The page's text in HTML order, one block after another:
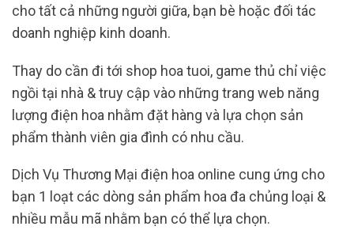
cho tất cả những người giữa, bạn bè hoặc đối tác
doanh nghiệp kinh doanh.
Thay do cần đi tới shop hoa tuoi, game thủ chỉ việc
ngồi tại nhà & truy cập vào những trang web năng
lượng điện hoa nhằm đặt hàng và lựa chọn sản
phẩm thành viên gia đình có nhu cầu.
Dịch Vụ Thương Mại điện hoa online cung ứng cho
bạn 1 loạt các dòng sản phẩm hoa đa chủng loại &
nhiều mẫu mã nhằm bạn có thể lựa chọn.